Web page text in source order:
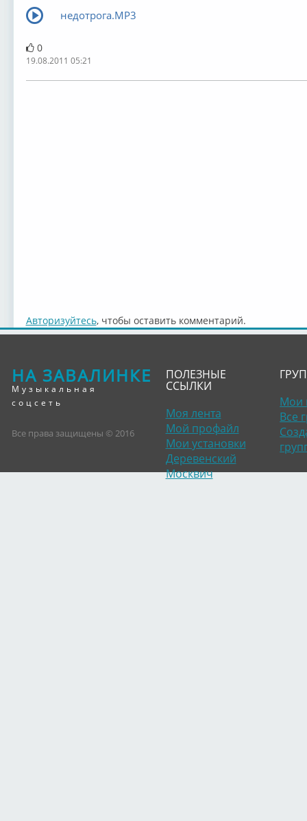
недотрога.MP3
0
19.08.2011 05:21
Авторизуйтесь, чтобы оставить комментарий.
НА ЗАВАЛИНКЕ
Музыкальная
соцсеть
Все права защищены © 2016
ПОЛЕЗНЫЕ
ССЫЛКИ
Моя лента
Мой профайл
Мои установки
Деревенский
Москвич
Мои
Все